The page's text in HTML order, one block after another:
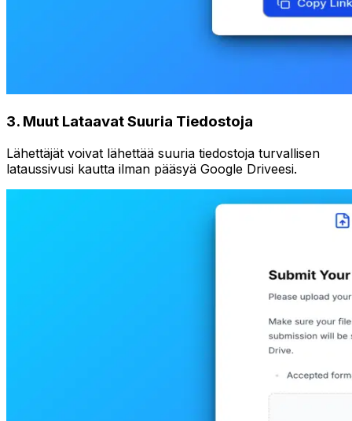
3. Muut Lataavat Suuria Tiedostoja
Lähettäjät voivat lähettää suuria tiedostoja turvallisen
lataussivusi kautta ilman pääsyä Google Driveesi.